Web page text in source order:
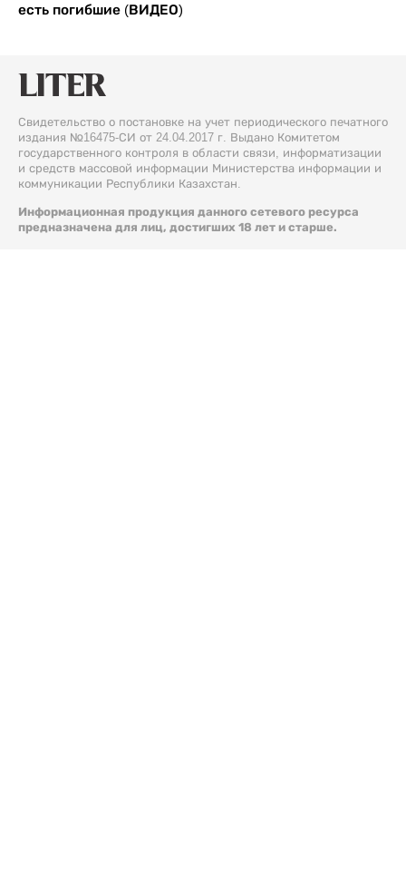
есть погибшие (ВИДЕО)
Свидетельство о постановке на учет периодического печатного
издания №16475-СИ от 24.04.2017 г. Выдано Комитетом
государственного контроля в области связи, информатизации
и средств массовой информации Министерства информации и
коммуникации Республики Казахстан.
Информационная продукция данного сетевого ресурса
предназначена для лиц, достигших 18 лет и старше.